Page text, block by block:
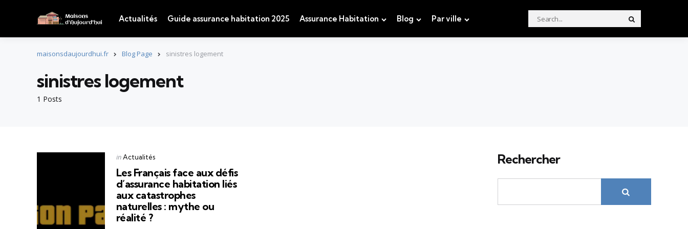
Actualités Guide assurance habitation 2025 Assurance Habitation Blog Par ville
Search
for:
maisonsdaujourdhui.fr Blog Page sinistres logement
1 Posts
sinistres logement
Categories
Posted
in Actualités
Les Français face aux défis
d’assurance habitation liés
aux catastrophes
naturelles : mythe ou
réalité ?
Rechercher